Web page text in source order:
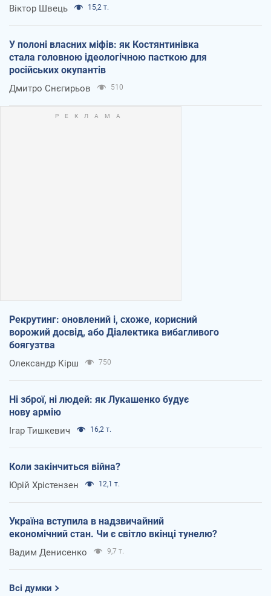
Віктор Швець 15,2 т.
У полоні власних міфів: як Костянтинівка
стала головною ідеологічною пасткою для
російських окупантів
Дмитро Снєгирьов 510
Рекрутинг: оновлений і, схоже, корисний
ворожий досвід, або Діалектика вибагливого
боягузтва
Олександр Кірш 750
Ні зброї, ні людей: як Лукашенко будує
нову армію
Ігар Тишкевич 16,2 т.
Коли закінчиться війна?
Юрій Хрістензен 12,1 т.
Україна вступила в надзвичайний
економічний стан. Чи є світло вкінці тунелю?
Вадим Денисенко 9,7 т.
Всі думки